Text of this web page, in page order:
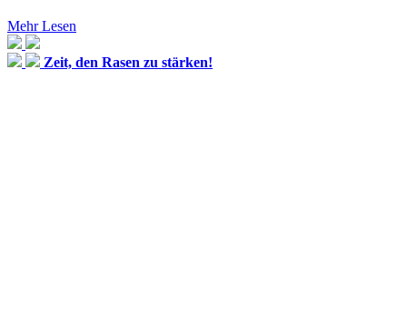
Mehr Lesen
Zeit, den Rasen zu stärken!